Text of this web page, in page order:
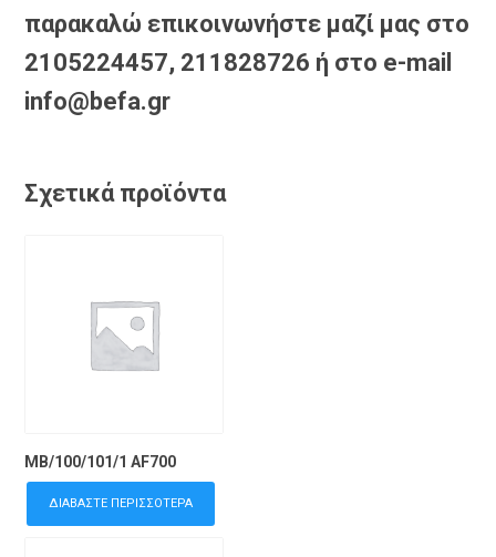
παρακαλώ επικοινωνήστε μαζί μας στο
2105224457, 211828726 ή στο e-mail
info@befa.gr
Σχετικά προϊόντα
MB/100/101/1 AF700
ΔΙΑΒΆΣΤΕ ΠΕΡΙΣΣΌΤΕΡΑ